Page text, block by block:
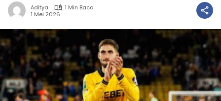
Aditya
1 Min Baca
1 Mei 2026